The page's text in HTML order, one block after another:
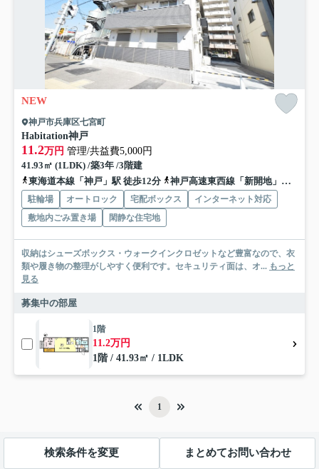
NEW
神戸市兵庫区七宮町
Habitation神戸
11.2万円 管理/共益費5,000円
41.93㎡ (1LDK) /築3年 /3階建
東海道本線「神戸」駅 徒歩12分
神戸高速東西線「新開地」駅 徒歩12分
駐輪場 オートロック 宅配ボックス
インターネット対応
敷地内ごみ置き場
閑静な住宅地
収納はシューズボックス・ウォークインクロゼットなど豊富なので、衣
類や履き物の整理がしやすく便利です。セキュリティ面は、オ... もっと
見る
募集中の部屋
1階
11.2万円
1階 / 41.93㎡ / 1LDK
1
検索条件を変更 まとめてお問い合わせ